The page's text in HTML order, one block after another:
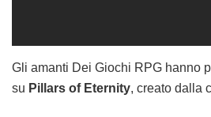
Gli amanti Dei Giochi RPG hanno
su Pillars of Eternity, creato dalla